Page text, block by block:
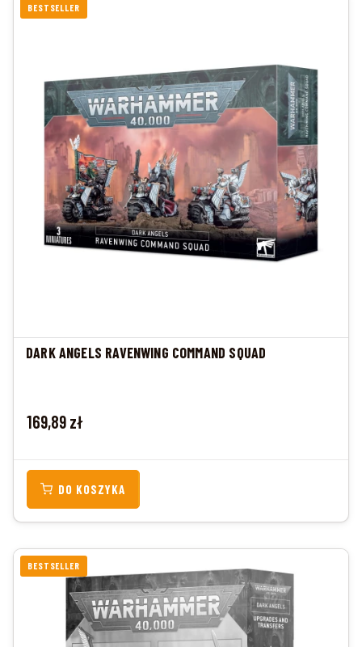
BESTSELLER
DARK ANGELS RAVENWING COMMAND SQUAD
Cena
169,89 zł
DO KOSZYKA
BESTSELLER